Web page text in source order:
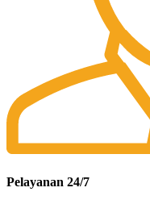
Pelayanan 24/7